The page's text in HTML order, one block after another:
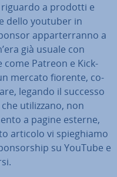
a prodotti e
dello youtuber in
ap­par­ter­ran­no a
già usuale con
come Patreon e Kick­
mercato fiorente, co­
legando il successo
uti­liz­za­no, non
a pagine esterne,
articolo vi spie­ghia­mo
su YouTube e